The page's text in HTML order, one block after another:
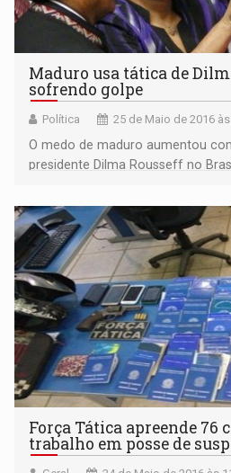
Maduro usa tática de
sofrendo golpe
Política 25 de Maio de 2016
O medo de maduro aumentou
presidente Dilma Rousseff no
nacional em eleição democrática.
Força Tática apreende 76
trabalho em posse de